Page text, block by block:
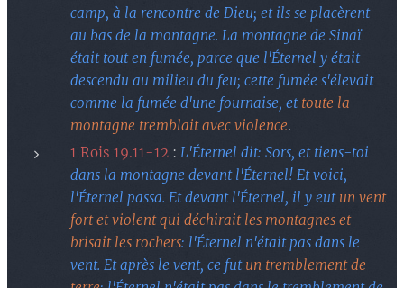
camp, à la rencontre de Dieu; et ils se placèrent
au bas de la montagne. La montagne de Sinaï
était tout en fumée, parce que l'Éternel y était
descendu au milieu du feu; cette fumée s'élevait
comme la fumée d'une fournaise, et toute la
montagne tremblait avec violence.
1 Rois 19.11-12 : L'Éternel dit: Sors, et tiens-toi
dans la montagne devant l'Éternel! Et voici,
l'Éternel passa. Et devant l'Éternel, il y eut un vent
fort et violent qui déchirait les montagnes et
brisait les rochers: l'Éternel n'était pas dans le
vent. Et après le vent, ce fut un tremblement de